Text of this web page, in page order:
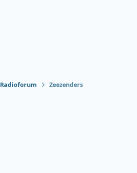
Radioforum Zeezenders